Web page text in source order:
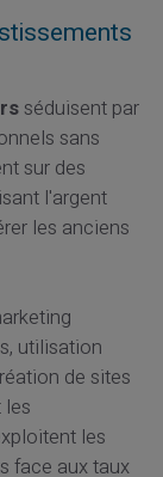
séduisent par
sans
sur des
l'argent
les anciens
utilisation
de sites
les
face aux taux